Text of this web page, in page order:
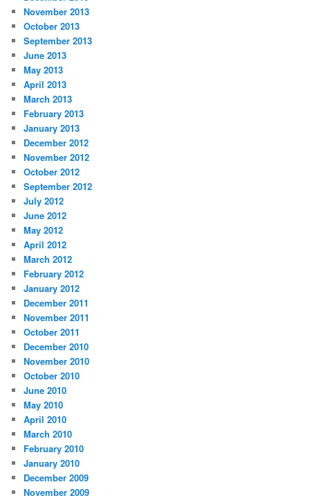
November 2013
October 2013
September 2013
June 2013
May 2013
April 2013
March 2013
February 2013
January 2013
December 2012
November 2012
October 2012
September 2012
July 2012
June 2012
May 2012
April 2012
March 2012
February 2012
January 2012
December 2011
November 2011
October 2011
December 2010
November 2010
October 2010
June 2010
May 2010
April 2010
March 2010
February 2010
January 2010
December 2009
November 2009